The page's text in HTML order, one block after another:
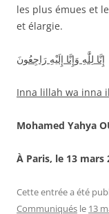
les plus émues et
et élargie.
إِنَّا لِلَّٰهِ وَإِنَّا إِلَيْهِ رَاجِعُونَ
Inna lillah wa inna
Mohamed Yahya
À Paris, le 13 mars
Cette entrée a été
Communiqués le 13